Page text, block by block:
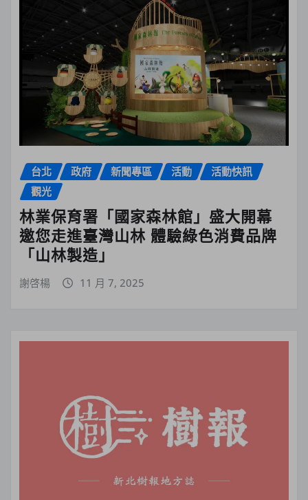
台北 政府 新聞專區 活動
活動快訊
觀光
林業保育署「國家森林館」盛大開幕
邀您走進臺灣山林 體驗綠色消費品牌
「山林製造」
謝啓楊 11 月 7, 2025